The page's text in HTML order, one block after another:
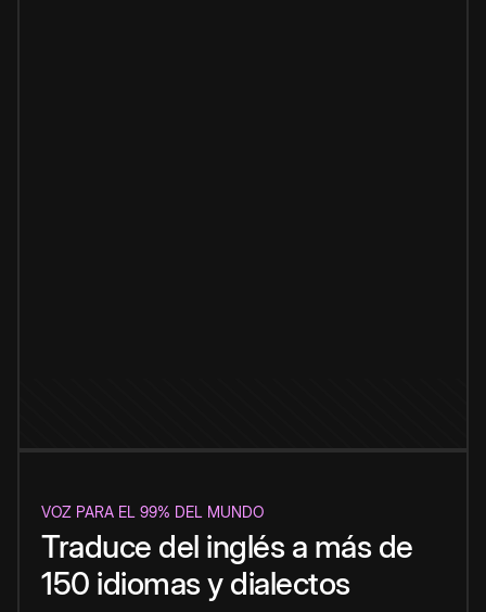
VOZ PARA EL 99% DEL MUNDO
Traduce del inglés a más de
150 idiomas y dialectos